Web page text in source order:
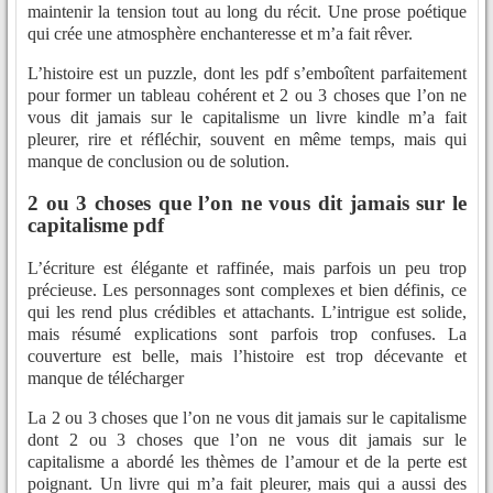
maintenir la tension tout au long du récit. Une prose poétique
qui crée une atmosphère enchanteresse et m’a fait rêver.
L’histoire est un puzzle, dont les pdf s’emboîtent parfaitement
pour former un tableau cohérent et 2 ou 3 choses que l’on ne
vous dit jamais sur le capitalisme un livre kindle m’a fait
pleurer, rire et réfléchir, souvent en même temps, mais qui
manque de conclusion ou de solution.
2 ou 3 choses que l’on ne vous dit jamais sur le
capitalisme pdf
L’écriture est élégante et raffinée, mais parfois un peu trop
précieuse. Les personnages sont complexes et bien définis, ce
qui les rend plus crédibles et attachants. L’intrigue est solide,
mais résumé explications sont parfois trop confuses. La
couverture est belle, mais l’histoire est trop décevante et
manque de télécharger
La 2 ou 3 choses que l’on ne vous dit jamais sur le capitalisme
dont 2 ou 3 choses que l’on ne vous dit jamais sur le
capitalisme a abordé les thèmes de l’amour et de la perte est
poignant. Un livre qui m’a fait pleurer, mais qui a aussi des